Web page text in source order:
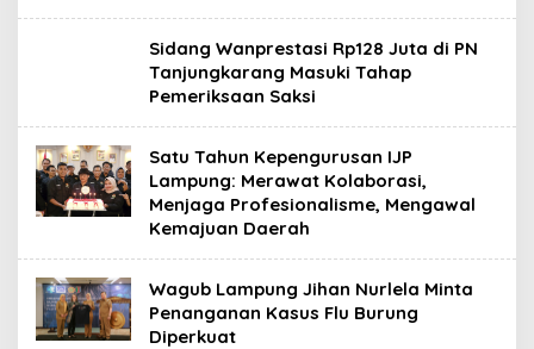
Sidang Wanprestasi Rp128 Juta di PN
Tanjungkarang Masuki Tahap
Pemeriksaan Saksi
Satu Tahun Kepengurusan IJP
Lampung: Merawat Kolaborasi,
Menjaga Profesionalisme, Mengawal
Kemajuan Daerah
Wagub Lampung Jihan Nurlela Minta
Penanganan Kasus Flu Burung
Diperkuat